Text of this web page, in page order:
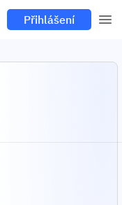
Přihlášení